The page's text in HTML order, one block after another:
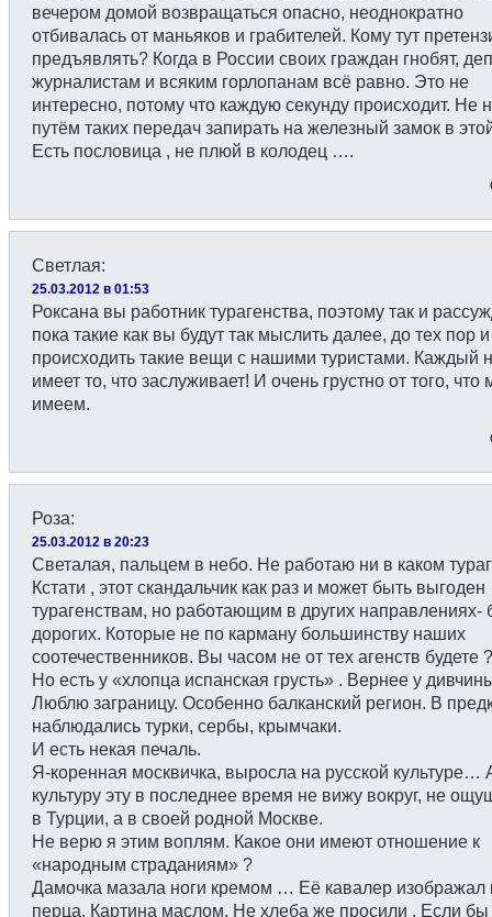
вечером домой возвращаться опасно, неоднократно
отбивалась от маньяков и грабителей. Кому тут
предъявлять? Когда в России своих граждан гнобят,
журналистам и всяким горлопанам всё равно. Это не
интересно, потому что каждую секунду происходит. Не
путём таких передач запирать на железный замок в
Есть пословица , не плюй в колодец ….
Светлая:
25.03.2012 в 01:53
Роксана вы работник турагенства, поэтому так и
пока такие как вы будут так мыслить далее, до тех пор и
происходить такие вещи с нашими туристами. Каждый
имеет то, что заслуживает! И очень грустно от того, что
имеем.
Роза:
25.03.2012 в 20:23
Светалая, пальцем в небо. Не работаю ни в каком
Кстати , этот скандальчик как раз и может быть выгоден
турагенствам, но работающим в других направлениях-
дорогих. Которые не по карману большинству наших
соотечественников. Вы часом не от тех агенств будете ?
Но есть у «хлопца испанская грусть» . Вернее у
Люблю заграницу. Особенно балканский регион. В
наблюдались турки, сербы, крымчаки.
И есть некая печаль.
Я-коренная москвичка, выросла на русской культуре…
культуру эту в последнее время не вижу вокруг, не
в Турции, а в своей родной Москве.
Не верю я этим воплям. Какое они имеют отношение к
«народным страданиям» ?
Дамочка мазала ноги кремом … Её кавалер изображал
перца. Картина маслом. Не хлеба же просили . Если бы